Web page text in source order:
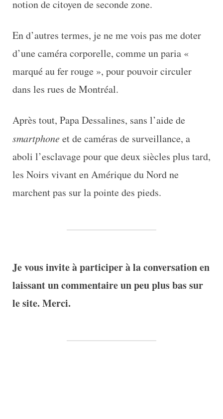
notion de citoyen de seconde zone.
En d’autres termes, je ne me vois pas me doter
d’une caméra corporelle, comme un paria «
marqué au fer rouge », pour pouvoir circuler
dans les rues de Montréal.
Après tout, Papa Dessalines, sans l’aide de
smartphoneet de caméras de surveillance, a
aboli l’esclavage pour que deux siècles plus tard,
les Noirs vivant en Amérique du Nord ne
marchent pas sur la pointe des pieds.
Je vous invite à participer à la conversation en
laissant un commentaire un peu plus bas sur
le site. Merci.